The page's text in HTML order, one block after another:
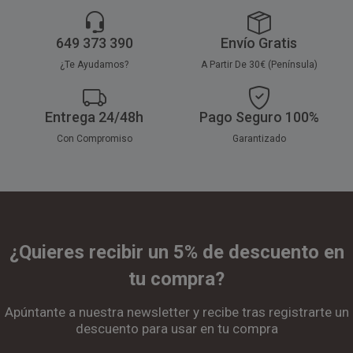
649 373 390
¿Te Ayudamos?
Envío Gratis
A Partir De 30€ (Península)
Entrega 24/48h
Con Compromiso
Pago Seguro 100%
Garantizado
¿Quieres recibir un 5% de descuento en
tu compra?
Apúntante a nuestra newsletter y recibe tras registrarte un
descuento para usar en tu compra